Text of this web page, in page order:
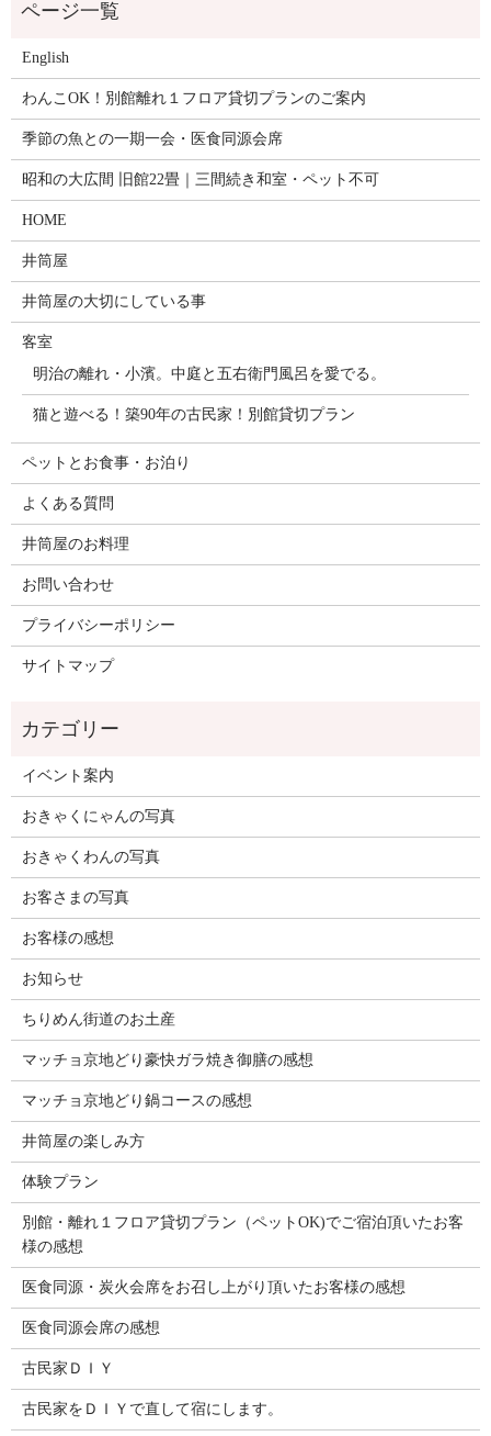
English
わんこOK！別館離れ１フロア貸切プランのご案内
季節の魚との一期一会・医食同源会席
昭和の大広間 旧館22畳｜三間続き和室・ペット不可
HOME
井筒屋
井筒屋の大切にしている事
客室
明治の離れ・小濱。中庭と五右衛門風呂を愛でる。
猫と遊べる！築90年の古民家！別館貸切プラン
ペットとお食事・お泊り
よくある質問
井筒屋のお料理
お問い合わせ
プライバシーポリシー
サイトマップ
イベント案内
おきゃくにゃんの写真
おきゃくわんの写真
お客さまの写真
お客様の感想
お知らせ
ちりめん街道のお土産
マッチョ京地どり豪快ガラ焼き御膳の感想
マッチョ京地どり鍋コースの感想
井筒屋の楽しみ方
体験プラン
別館・離れ１フロア貸切プラン（ペットOK)でご宿泊頂いたお客
様の感想
医食同源・炭火会席をお召し上がり頂いたお客様の感想
医食同源会席の感想
古民家ＤＩＹ
古民家をＤＩＹで直して宿にします。